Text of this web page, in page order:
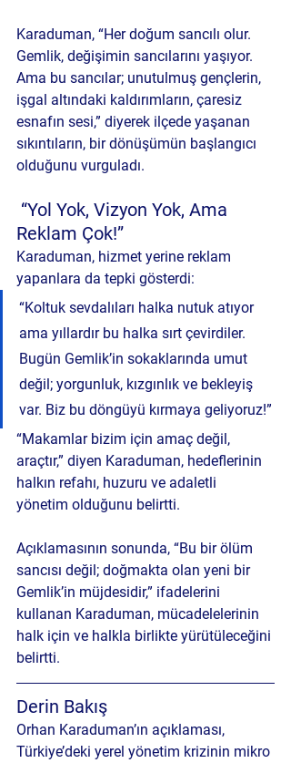
Karaduman, “Her doğum sancılı olur.
Gemlik, değişimin sancılarını yaşıyor.
Ama bu sancılar; unutulmuş gençlerin,
işgal altındaki kaldırımların, çaresiz
esnafın sesi,” diyerek ilçede yaşanan
sıkıntıların, bir dönüşümün başlangıcı
olduğunu vurguladı.
Reklam Çok!”
Karaduman, hizmet yerine reklam
yapanlara da tepki gösterdi:
“Koltuk sevdalıları halka nutuk atıyor
ama yıllardır bu halka sırt çevirdiler.
Bugün Gemlik’in sokaklarında umut
değil; yorgunluk, kızgınlık ve bekleyiş
var. Biz bu döngüyü kırmaya geliyoruz!”
“Makamlar bizim için amaç değil,
araçtır,” diyen Karaduman, hedeflerinin
halkın refahı, huzuru ve adaletli
yönetim olduğunu belirtti.
Açıklamasının sonunda, “Bu bir ölüm
sancısı değil; doğmakta olan yeni bir
Gemlik’in müjdesidir,” ifadelerini
kullanan Karaduman, mücadelelerinin
halk için ve halkla birlikte yürütüleceğini
belirtti.
Derin Bakış
Orhan Karaduman’ın açıklaması,
Türkiye’deki yerel yönetim krizinin mikro